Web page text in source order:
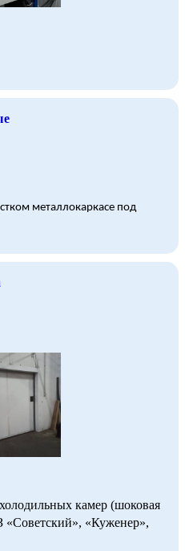
металлокаркасе под
камер (шоковая
«Советский», «Куженер»,